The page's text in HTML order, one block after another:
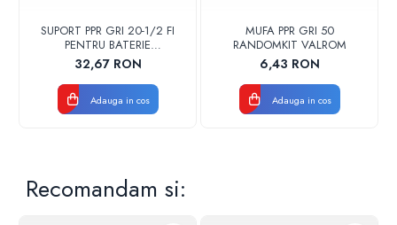
SUPORT PPR GRI 20-1/2 FI
PENTRU BATERIE
RANDOMKIT
32,67 RON
Adauga in cos
MUFA PPR GRI 50
RANDOMKIT VALROM
6,43 RON
Adauga in cos
Recomandam si: